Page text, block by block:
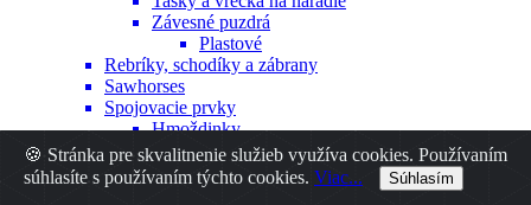
🍪 Stránka pre skvalitnenie služieb využíva cookies. Používaním
súhlasíte s používaním týchto cookies. Viac... Súhlasím
Závesné puzdrá
Plastové
Rebríky, schodíky a zábrany
Sawhorses
Spojovacie prvky
Hmoždinky
Iné
Nity
Skrutky